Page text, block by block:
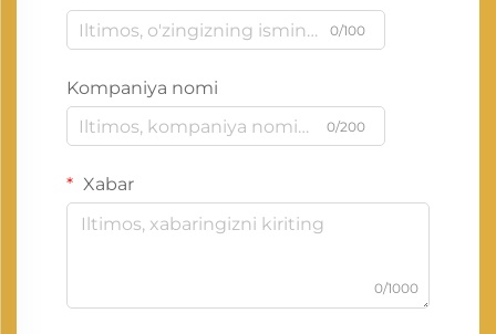
0/100
Kompaniya nomi
0/200
Xabar
0/1000